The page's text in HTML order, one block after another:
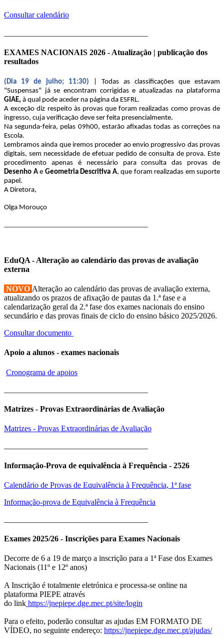
Consultar calendário
EXAMES NACIONAIS 2026 - Atualização | publicação dos
resultados
(Dia 19 de julho; 11:30)
| Todas as classificações que estavam
"Suspensas" já se encontram corrigidas e atualizadas na plataforma
GIAE, à qual pode aceder na página da ESFRL.
A exceção diz respeito às provas que foram realizadas como provas de
ingresso, cuja verificação deve ser feita presencialmente.
Na segunda-feira, pelas 09h00, estarão afixadas todas as correções na
Escola.
Lembramos ainda que iremos proceder ao envio progressivo das provas
digitais, sem necessidade de efetuar pedido de consulta de prova. Este
procedimento apenas é necessário para consulta das provas de
Desenho Ae Geometria Descritiva A, que foram realizadas em suporte
papel.
A Diretora,
Olga Morouço
EduQA - Alteração ao calendário das provas de avaliação
externa
NOVO Alteração ao calendário das provas de avaliação externa,
atualizando os prazos de afixação de pautas da 1.ª fase e a
calendarização geral da 2.ª fase dos exames nacionais do ensino
secundário e das provas finais de ciclo do ensino básico 2025/2026.
Consultar documento
Apoio a alunos - exames nacionais
Cronograma de apoios
Matrizes - Provas Extraordinárias de Avaliação
Matrizes - Provas Extraordinárias de Avaliação
Informação-Prova de equivalência à Frequência - 2526
Calendário de Provas de Equivalência à Frequência, 1ª fase
Informação-prova de Equivalência à Frequência
Exames 2025/26 - Inscrições para Exames Nacionais
Decorre de 6 a 19 de março a inscrição para a 1ª Fase dos Exames
Nacionais (11º e 12º anos)
A Inscrição é totalmente eletrónica e processa-se online na
plataforma PIEPE através
do link https://jnepiepe.dge.mec.pt/site/login
Para o efeito, poderão consultar as ajudas EM FORMATO DE
VÍDEO, no seguinte endereço: https://jnepiepe.dge.mec.pt/ajudas/